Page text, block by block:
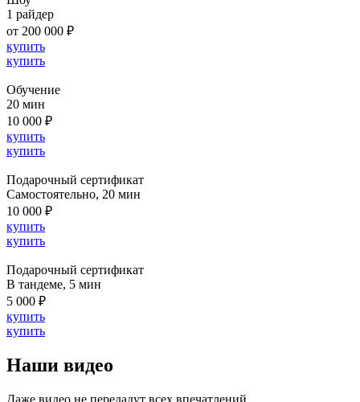
1 райдер
от 200 000 ₽
купить
купить
Обучение
20 мин
10 000 ₽
купить
купить
Подарочный сертификат
Cамостоятельно, 20 мин
10 000 ₽
купить
купить
Подарочный сертификат
В тандеме, 5 мин
5 000 ₽
купить
купить
Наши видео
Даже видео не передадут всех впечатлений